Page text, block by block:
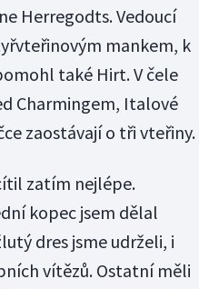
Herregodts. Vedoucí
mankem, k
také Hirt. V čele
Charmingem, Italové
zaostávají o tři vteřiny.
zatím nejlépe.
kopec jsem dělal
dres jsme udrželi, i
vítězů. Ostatní měli